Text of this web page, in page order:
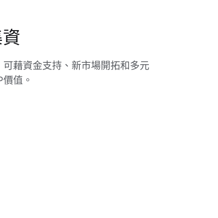
藉資金支持、新市場開拓和多元
值。